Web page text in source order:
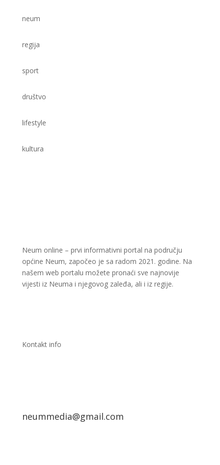
neum
regija
sport
društvo
lifestyle
kultura
Neum online – prvi informativni portal na području
općine Neum, započeo je sa radom 2021. godine. Na
našem web portalu možete pronaći sve najnovije
vijesti iz Neuma i njegovog zaleđa, ali i iz regije.
Kontakt info
neummedia@gmail.com